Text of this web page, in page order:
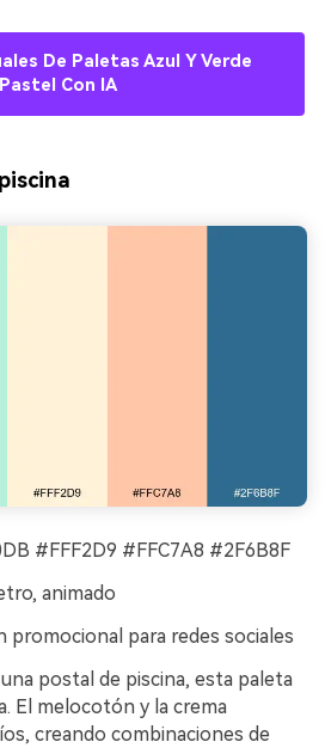
De Paletas Azul Y Verde
Pastel Con IA
#FFF2D9 #FFC7A8 #2F6B8F
animado
promocional para redes sociales
postal de piscina, esta paleta
El melocotón y la crema
creando combinaciones de